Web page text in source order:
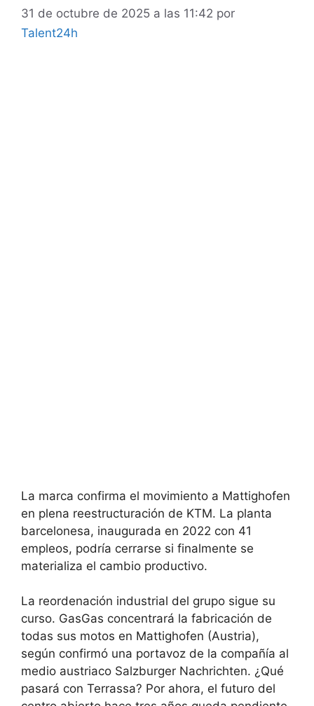
31 de octubre de 2025 a las 11:42 por
Talent24h
La marca confirma el movimiento a Mattighofen
en plena reestructuración de KTM. La planta
barcelonesa, inaugurada en 2022 con 41
empleos, podría cerrarse si finalmente se
materializa el cambio productivo.
La reordenación industrial del grupo sigue su
curso. GasGas concentrará la fabricación de
todas sus motos en Mattighofen (Austria),
según confirmó una portavoz de la compañía al
medio austriaco Salzburger Nachrichten. ¿Qué
pasará con Terrassa? Por ahora, el futuro del